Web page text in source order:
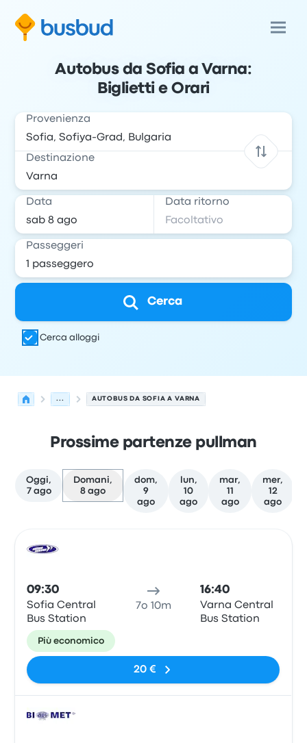
Autobus da Sofia a Varna:
Biglietti e Orari
Provenienza
Destinazione
Data Data ritorno
Passeggeri
Cerca
Cerca alloggi
... AUTOBUS DA SOFIA A VARNA
Prossime partenze pullman
Oggi,
7 ago
Domani,
8 ago
dom,
9
ago
lun,
10
ago
mar,
11
ago
mer,
12
ago
09:30
Sofia Central
Bus Station
7o 10m
16:40
Varna Central
Bus Station
Più economico
20 €